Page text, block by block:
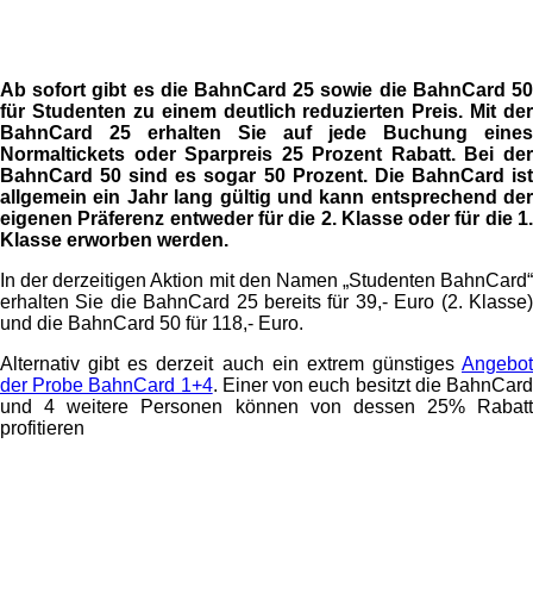
Ab sofort gibt es die BahnCard 25 sowie die BahnCard 50
für Studenten zu einem deutlich reduzierten Preis. Mit der
BahnCard 25 erhalten Sie auf jede Buchung eines
Normaltickets oder Sparpreis 25 Prozent Rabatt. Bei der
BahnCard 50 sind es sogar 50 Prozent. Die BahnCard ist
allgemein ein Jahr lang gültig und kann entsprechend der
eigenen Präferenz entweder für die 2. Klasse oder für die 1.
Klasse erworben werden.
In der derzeitigen Aktion mit den Namen „Studenten BahnCard“
erhalten Sie die BahnCard 25 bereits für 39,- Euro (2. Klasse)
und die BahnCard 50 für 118,- Euro.
Alternativ gibt es derzeit auch ein extrem günstiges Angebot
der Probe BahnCard 1+4. Einer von euch besitzt die BahnCard
und 4 weitere Personen können von dessen 25% Rabatt
profitieren